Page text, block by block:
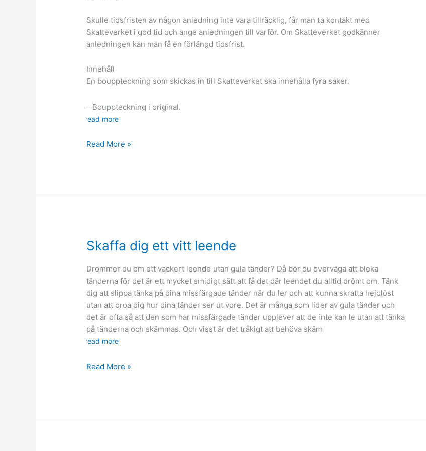
Skulle tidsfristen av någon anledning inte vara tillräcklig, får man ta kontakt med
Skatteverket i god tid och ange anledningen till varför. Om Skatteverket godkänner
anledningen kan man få en förlängd tidsfrist.
Innehåll
En bouppteckning som skickas in till Skatteverket ska innehålla fyra saker.
– Bouppteckning i original.
read more
Hur
Read More »
Skaffa dig ett vitt leende
Drömmer du om ett vackert leende utan gula tänder? Då bör du överväga att bleka
tänderna för det är ett mycket smidigt sätt att få det där leendet du alltid drömt om. Tänk
dig att slippa tänka på dina missfärgade tänder när du ler och att kunna skratta hejdlöst
utan att oroa dig hur dina tänder ser ut vore. Det är många som lider av gula tänder och
det är ofta så att den som har missfärgade tänder upplever att de inte kan le utan att tänka
på tänderna och skämmas. Och visst är det tråkigt att behöva skäm
read more
Skaffa
Read More »